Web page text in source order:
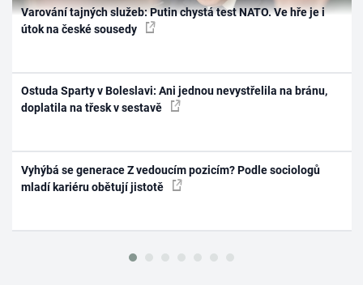
Varování tajných služeb: Putin chystá test NATO. Ve hře je i
útok na české sousedy
Ostuda Sparty v Boleslavi: Ani jednou nevystřelila na bránu,
doplatila na třesk v sestavě
Vyhýbá se generace Z vedoucím pozicím? Podle sociologů
mladí kariéru obětují jistotě